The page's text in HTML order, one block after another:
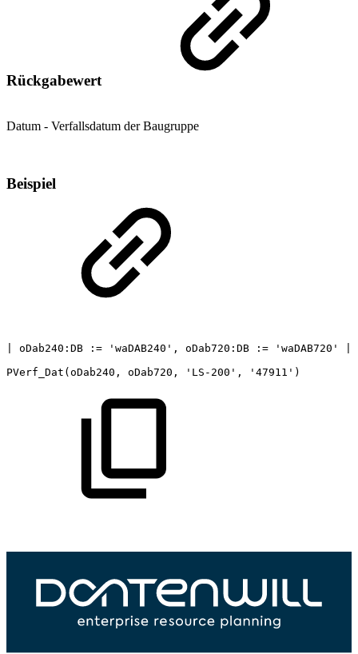
Rückgabewert
Datum - Verfallsdatum der Baugruppe
Beispiel
oDab240:DB := 'waDAB240', oDab720:DB := 'waDAB720'
PVerf_Dat(oDab240,
oDab720, 'LS-200', '47911')